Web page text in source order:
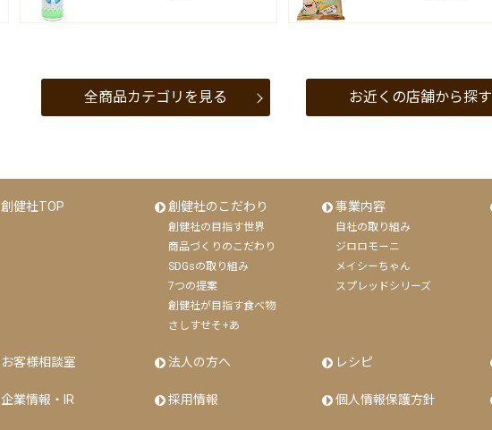
全商品カテゴリを見る お近くの店舗から探す
創健社TOP 創健社のこだわり
創健社の目指す世界
商品づくりのこだわり
SDGsの取り組み
7つの提案
創健社が目指す食べ物
さしすせそ+あ
事業内容
自社の取り組み
ジロロモーニ
メイシーちゃん
スプレッドシリーズ
お客様相談室 法人の方へ レシピ
企業情報・IR 採用情報 個人情報保護方針